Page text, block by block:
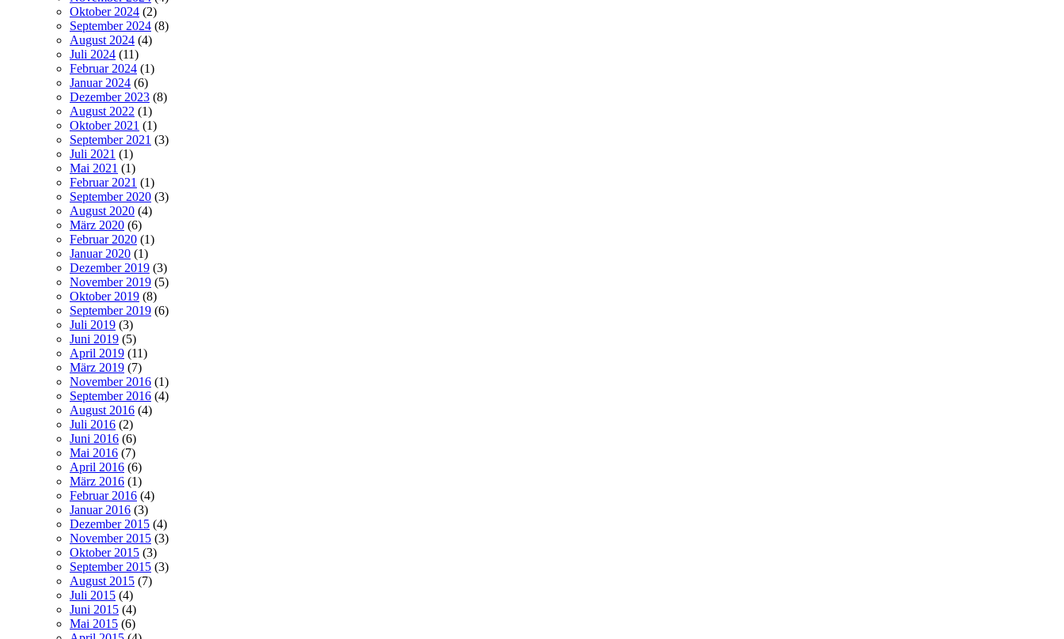
Oktober 2024 (2)
September 2024 (8)
August 2024 (4)
Juli 2024 (11)
Februar 2024 (1)
Januar 2024 (6)
Dezember 2023 (8)
August 2022 (1)
Oktober 2021 (1)
September 2021 (3)
Juli 2021 (1)
Mai 2021 (1)
Februar 2021 (1)
September 2020 (3)
August 2020 (4)
März 2020 (6)
Februar 2020 (1)
Januar 2020 (1)
Dezember 2019 (3)
November 2019 (5)
Oktober 2019 (8)
September 2019 (6)
Juli 2019 (3)
Juni 2019 (5)
April 2019 (11)
März 2019 (7)
November 2016 (1)
September 2016 (4)
August 2016 (4)
Juli 2016 (2)
Juni 2016 (6)
Mai 2016 (7)
April 2016 (6)
März 2016 (1)
Februar 2016 (4)
Januar 2016 (3)
Dezember 2015 (4)
November 2015 (3)
Oktober 2015 (3)
September 2015 (3)
August 2015 (7)
Juli 2015 (4)
Juni 2015 (4)
Mai 2015 (6)